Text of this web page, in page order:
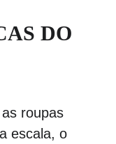
DO
as roupas
escala, o